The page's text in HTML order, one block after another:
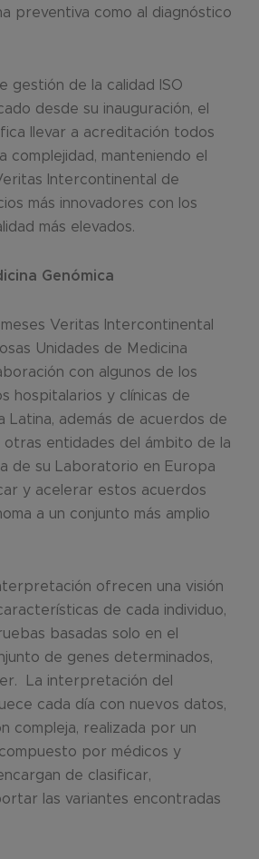
preventiva como al diagnóstico
gestión de la calidad ISO
desde su inauguración, el
llevar a acreditación todos
complejidad, manteniendo el
Intercontinental de
más innovadores con los
más elevados.
Genómica
meses Veritas Intercontinental
Unidades de Medicina
con algunos de los
hospitalarios y clínicas de
Latina, además de acuerdos de
otras entidades del ámbito de la
de su Laboratorio en Europa
y acelerar estos acuerdos
a un conjunto más amplio
ofrecen una visión
de cada individuo,
basadas solo en el
de genes determinados,
La interpretación del
cada día con nuevos datos,
compleja, realizada por un
por médicos y
de clasificar,
las variantes encontradas